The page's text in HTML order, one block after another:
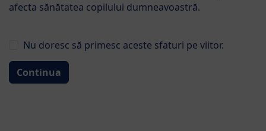
Produse găsite: 3
afecta sănătatea copilului dumneavoastră.
Nu doresc să primesc aceste sfaturi pe viitor.
Continua